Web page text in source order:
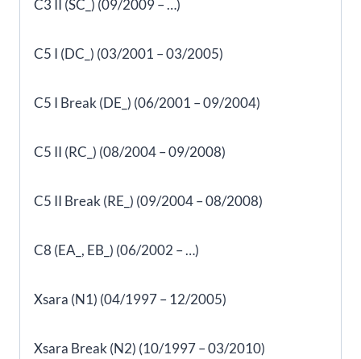
C3 II (SC_) (09/2009 – …)
C5 I (DC_) (03/2001 – 03/2005)
C5 I Break (DE_) (06/2001 – 09/2004)
C5 II (RC_) (08/2004 – 09/2008)
C5 II Break (RE_) (09/2004 – 08/2008)
C8 (EA_, EB_) (06/2002 – …)
Xsara (N1) (04/1997 – 12/2005)
Xsara Break (N2) (10/1997 – 03/2010)